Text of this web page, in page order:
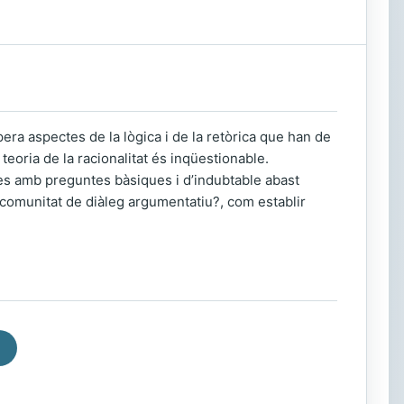
aspectes de la lògica i de la retòrica que han de
teoria de la racionalitat és inqüestionable.
amb preguntes bàsiques i d’indubtable abast
de diàleg argumentatiu?, com establir